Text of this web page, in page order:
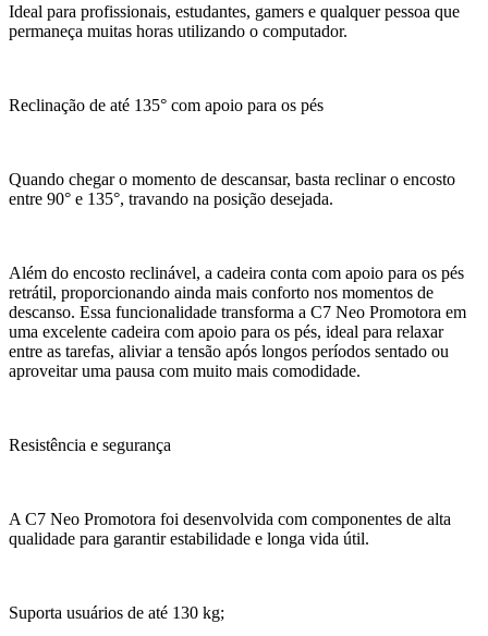
Ideal para profissionais, estudantes, gamers e qualquer pessoa que
permaneça muitas horas utilizando o computador.
Reclinação de até 135° com apoio para os pés
Quando chegar o momento de descansar, basta reclinar o encosto
entre 90° e 135°, travando na posição desejada.
Além do encosto reclinável, a cadeira conta com apoio para os pés
retrátil, proporcionando ainda mais conforto nos momentos de
descanso. Essa funcionalidade transforma a C7 Neo Promotora em
uma excelente cadeira com apoio para os pés, ideal para relaxar
entre as tarefas, aliviar a tensão após longos períodos sentado ou
aproveitar uma pausa com muito mais comodidade.
Resistência e segurança
A C7 Neo Promotora foi desenvolvida com componentes de alta
qualidade para garantir estabilidade e longa vida útil.
Suporta usuários de até 130 kg;